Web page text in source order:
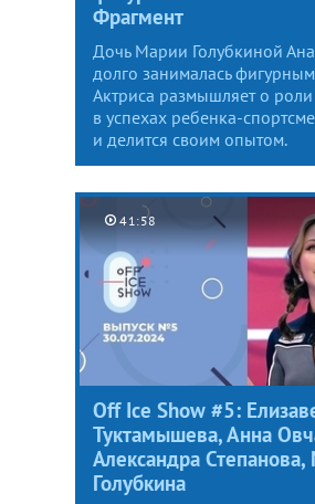
Фрагмент
Дочь Марии Голубкиной
долго занималась
Актриса размышляет о
в успехах ребенка-
и делится своим опытом.
41:58
Off Ice Show #5:
Туктамышева, Анна
Александра
Голубкина